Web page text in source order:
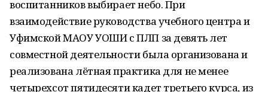
воспитанников выбирает небо. При
взаимодействие руководства учебного центра и
Уфимской МАОУ УОШИ с ПЛП за девять лет
совместной деятельности была организована и
реализована лётная практика для не менее
четырехсот пятидесяти кадет третьего курса, из